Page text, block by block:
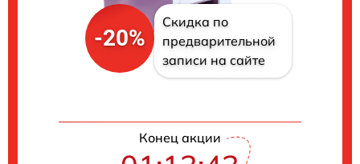
-20%
Скидка по
предварительной
записи на сайте
Конец акции